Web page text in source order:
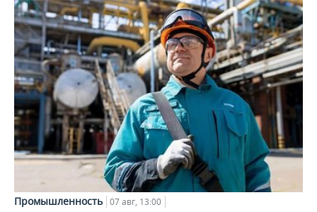
Промышленность 07 авг, 13:00